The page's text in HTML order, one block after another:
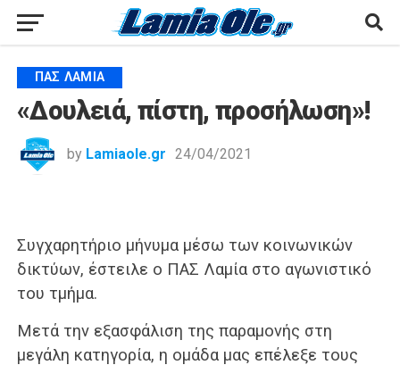
ΠΑΣ ΛΑΜΊΑ
«Δουλειά, πίστη, προσήλωση»!
by Lamiaole.gr 24/04/2021
Συγχαρητήριο μήνυμα μέσω των κοινωνικών
δικτύων, έστειλε ο ΠΑΣ Λαμία στο αγωνιστικό
του τμήμα.
Μετά την εξασφάλιση της παραμονής στη
μεγάλη κατηγορία, η ομάδα μας επέλεξε τους